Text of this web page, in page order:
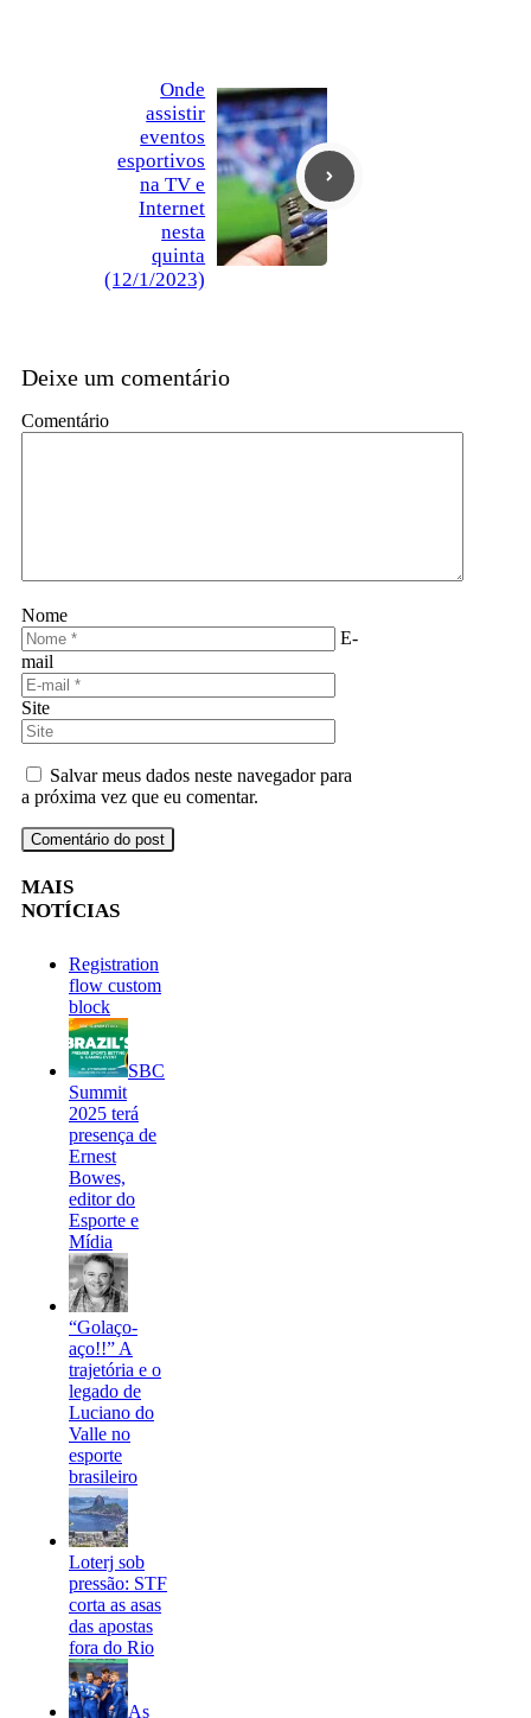
Onde
assistir
eventos
esportivos
na TV e
Internet
nesta
quinta
(12/1/2023)
Deixe um comentário
Comentário
Nome
E-
mail
Site
Salvar meus dados neste navegador para
a próxima vez que eu comentar.
MAIS
NOTÍCIAS
Registration
flow custom
block
SBC
Summit
2025 terá
presença de
Ernest
Bowes,
editor do
Esporte e
Mídia
“Golaço-
aço!!” A
trajetória e o
legado de
Luciano do
Valle no
esporte
brasileiro
Loterj sob
pressão: STF
corta as asas
das apostas
fora do Rio
As